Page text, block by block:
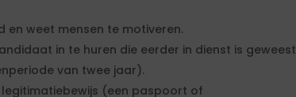
weet mensen te motiveren.
in te huren die eerder in dienst is geweest
van twee jaar).
(een paspoort of